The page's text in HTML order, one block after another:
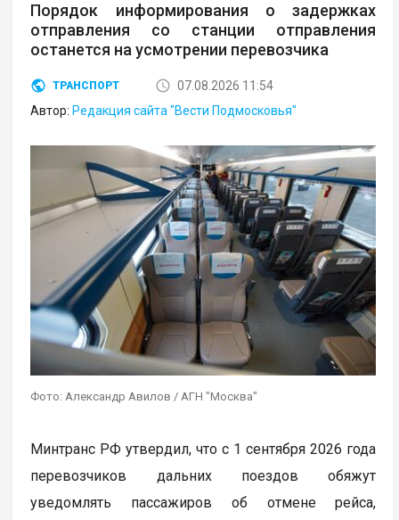
Порядок информирования о задержках
отправления со станции отправления
останется на усмотрении перевозчика
ТРАНСПОРТ
07.08.2026 11:54
Автор: Редакция сайта "Вести Подмосковья"
Фото: Александр Авилов / АГН "Москва"
Минтранс РФ утвердил, что с 1 сентября 2026 года
перевозчиков дальних поездов обяжут
уведомлять пассажиров об отмене рейса,